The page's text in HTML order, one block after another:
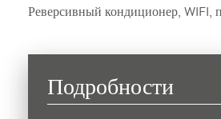
Реверсивный кондиционер, WIFI,
Подробности